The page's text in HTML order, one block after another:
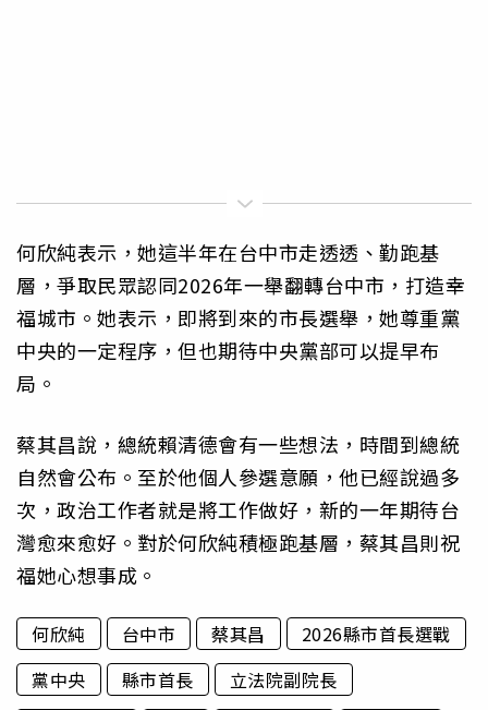
何欣純表示，她這半年在台中市走透透、勤跑基
層，爭取民眾認同2026年一舉翻轉台中市，打造幸
福城市。她表示，即將到來的市長選舉，她尊重黨
中央的一定程序，但也期待中央黨部可以提早布
局。
蔡其昌說，總統賴清德會有一些想法，時間到總統
自然會公布。至於他個人參選意願，他已經說過多
次，政治工作者就是將工作做好，新的一年期待台
灣愈來愈好。對於何欣純積極跑基層，蔡其昌則祝
福她心想事成。
何欣純 台中市 蔡其昌
2026縣市首長選戰
黨中央
縣市首長
立法院副院長